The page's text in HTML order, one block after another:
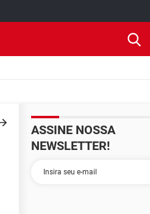
ASSINE NOSSA
NEWSLETTER!